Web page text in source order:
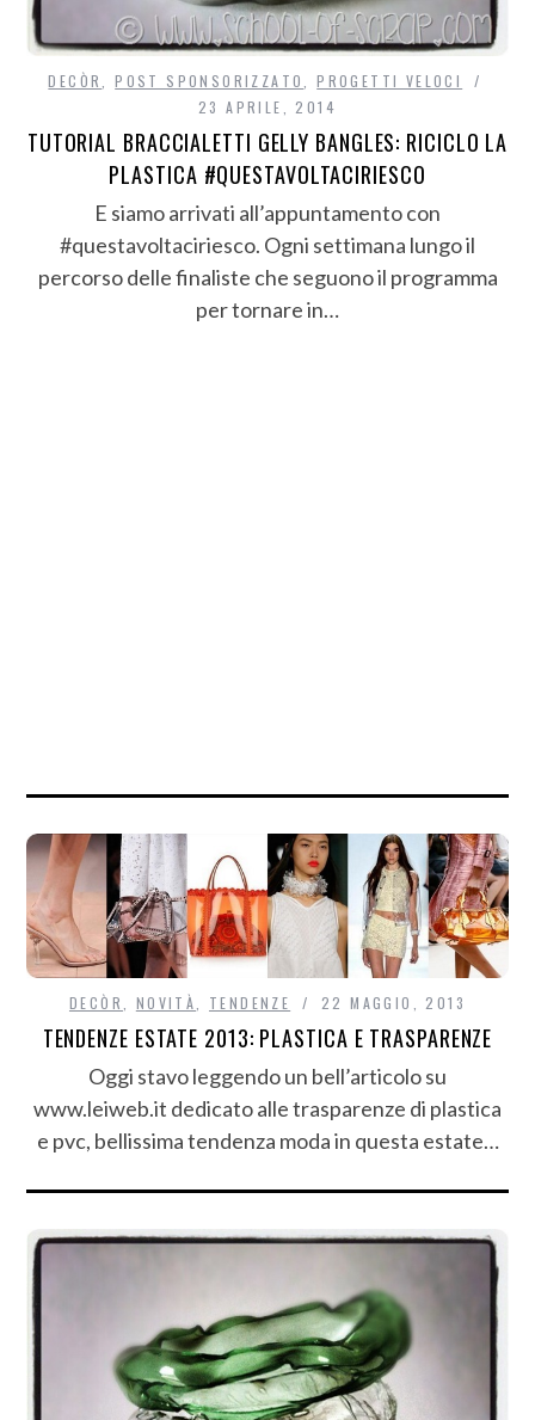
DECÒR ,POST SPONSORIZZATO ,PROGETTI VELOCI
23 APRILE, 2014
TUTORIAL BRACCIALETTI GELLY BANGLES: RICICLO LA
PLASTICA #QUESTAVOLTACIRIESCO
E siamo arrivati all’appuntamento con
#questavoltaciriesco. Ogni settimana lungo il
percorso delle finaliste che seguono il programma
per tornare in…
DECÒR NOVITÀ TENDENZE 22 MAGGIO, 2013
TENDENZE ESTATE 2013: PLASTICA E TRASPARENZE
Oggi stavo leggendo un bell’articolo su
www.leiweb.it dedicato alle trasparenze di plastica
e pvc, bellissima tendenza moda in questa estate…